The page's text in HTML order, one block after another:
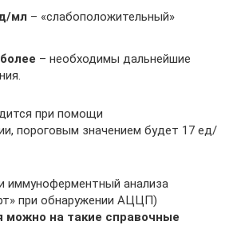
мл – «слабоположительный»
– необходимы дальнейшие
при помощи
пороговым значением будет 17 ед/
иммуноферментный анализа
при обнаружении АЦЦП)
можно на такие справочные